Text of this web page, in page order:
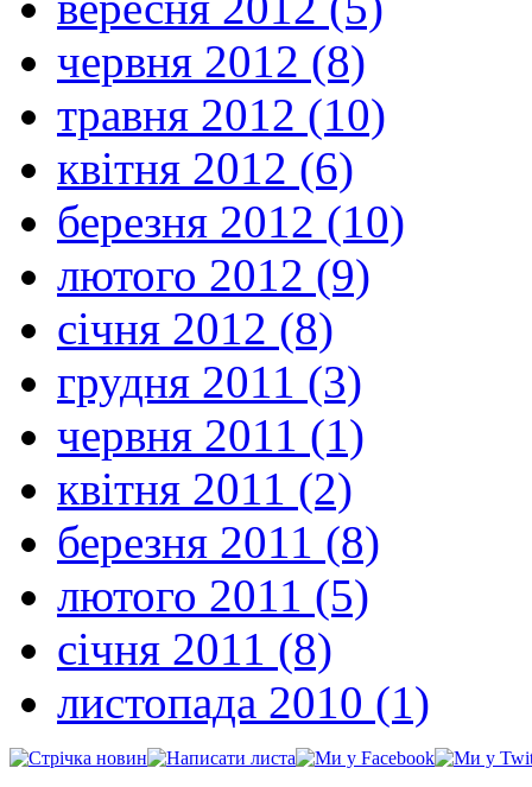
червня 2012 (8)
травня 2012 (10)
квітня 2012 (6)
березня 2012 (10)
лютого 2012 (9)
січня 2012 (8)
грудня 2011 (3)
червня 2011 (1)
квітня 2011 (2)
березня 2011 (8)
лютого 2011 (5)
січня 2011 (8)
листопада 2010 (1)